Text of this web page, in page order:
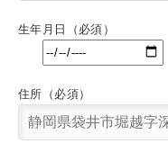
生年月日（必須）
住所（必須）